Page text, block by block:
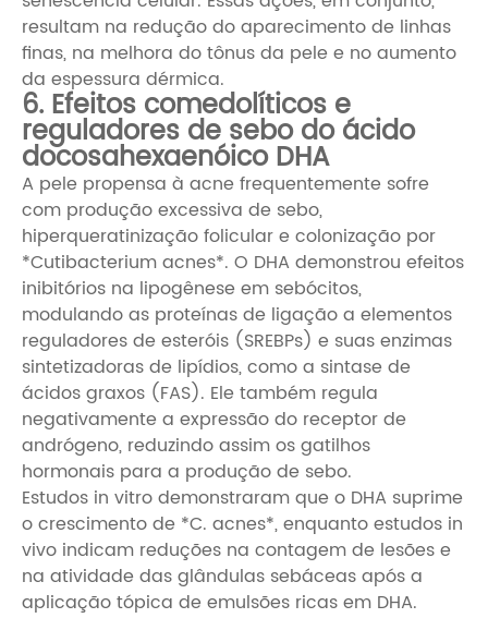
resultam na redução do aparecimento de linhas
finas, na melhora do tônus ​​da pele e no aumento
da espessura dérmica.
6. Efeitos comedolíticos e
reguladores de sebo do ácido
docosahexaenóico DHA
A pele propensa à acne frequentemente sofre
com produção excessiva de sebo,
hiperqueratinização folicular e colonização por
*Cutibacterium acnes*. O DHA demonstrou efeitos
inibitórios na lipogênese em sebócitos,
modulando as proteínas de ligação a elementos
reguladores de esteróis (SREBPs) e suas enzimas
sintetizadoras de lipídios, como a sintase de
ácidos graxos (FAS). Ele também regula
negativamente a expressão do receptor de
andrógeno, reduzindo assim os gatilhos
hormonais para a produção de sebo.
Estudos in vitro demonstraram que o DHA suprime
o crescimento de *C. acnes*, enquanto estudos in
vivo indicam reduções na contagem de lesões e
na atividade das glândulas sebáceas após a
aplicação tópica de emulsões ricas em DHA.